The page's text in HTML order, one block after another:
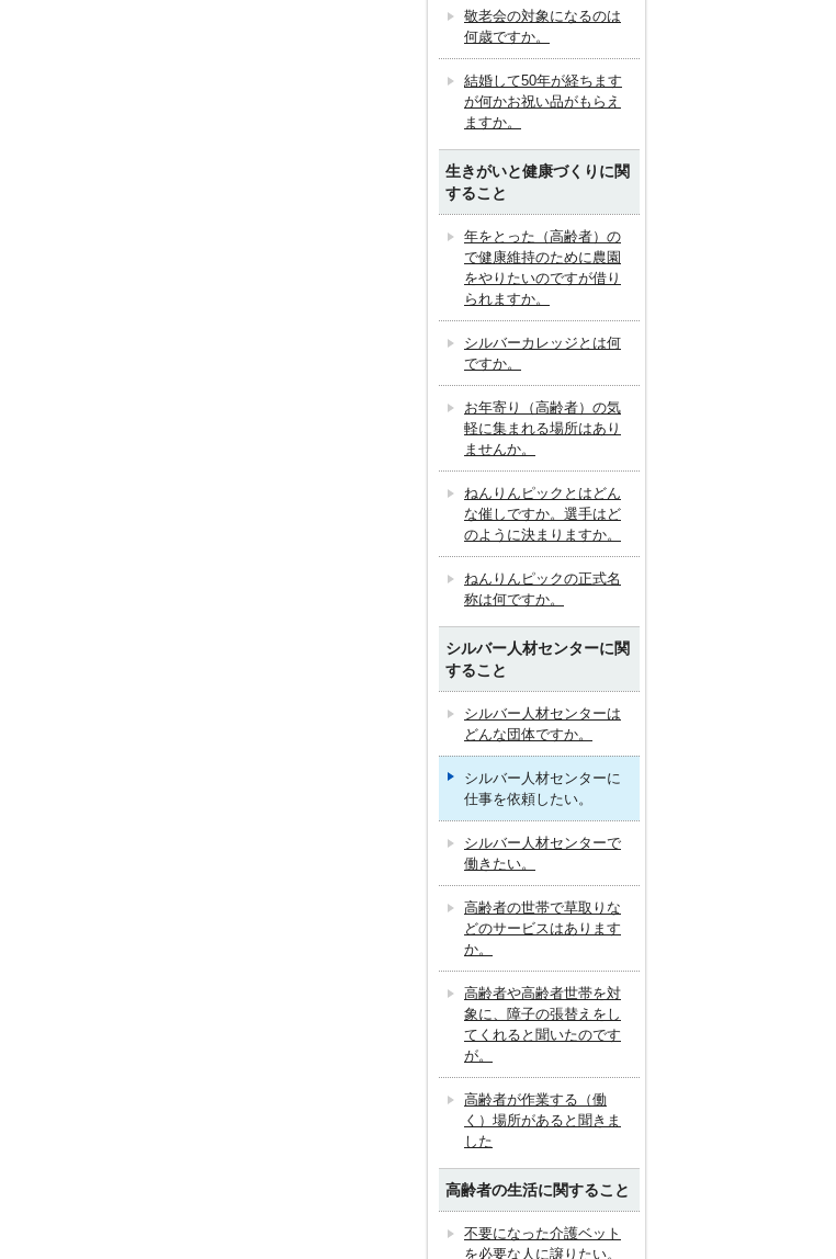
敬老会の対象になるのは
何歳ですか。
結婚して50年が経ちます
が何かお祝い品がもらえ
ますか。
生きがいと健康づくりに関
すること
年をとった（高齢者）の
で健康維持のために農園
をやりたいのですが借り
られますか。
シルバーカレッジとは何
ですか。
お年寄り（高齢者）の気
軽に集まれる場所はあり
ませんか。
ねんりんピックとはどん
な催しですか。選手はど
のように決まりますか。
ねんりんピックの正式名
称は何ですか。
シルバー人材センターに関
すること
シルバー人材センターは
どんな団体ですか。
シルバー人材センターに
仕事を依頼したい。
シルバー人材センターで
働きたい。
高齢者の世帯で草取りな
どのサービスはあります
か。
高齢者や高齢者世帯を対
象に、障子の張替えをし
てくれると聞いたのです
が。
高齢者が作業する（働
く）場所があると聞きま
した
高齢者の生活に関すること
不要になった介護ベット
を必要な人に譲りたい。